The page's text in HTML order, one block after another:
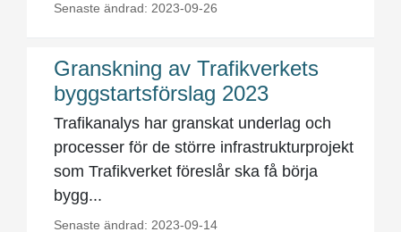
Senaste ändrad: 2023-09-26
Granskning av Trafikverkets
byggstartsförslag 2023
Trafikanalys har granskat underlag och
processer för de större infrastrukturprojekt
som Trafikverket föreslår ska få börja
bygg...
Senaste ändrad: 2023-09-14